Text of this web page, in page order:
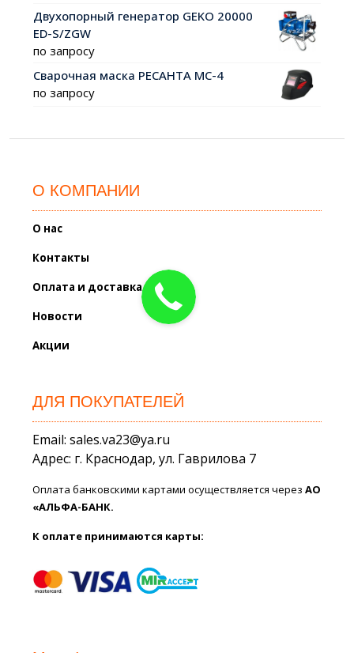
Двухопорный генератор GEKO 20000
ED-S/ZGW
по запросу
Сварочная маска РЕСАНТА МС-4
по запросу
О КОМПАНИИ
О нас
Контакты
Оплата и доставка
Новости
Акции
ДЛЯ ПОКУПАТЕЛЕЙ
Email: sales.va23@ya.ru
Адрес: г. Краснодар, ул. Гаврилова 7
Оплата банковскими картами осуществляется черезАО
«АЛЬФА-БАНК.
К оплате принимаются карты: